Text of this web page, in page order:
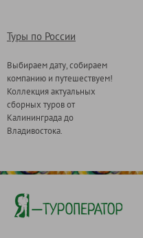
Туры по России
Выбираем дату, собираем
компанию и путешествуем!
Коллекция актуальных
сборных туров от
Калининграда до
Владивостока.